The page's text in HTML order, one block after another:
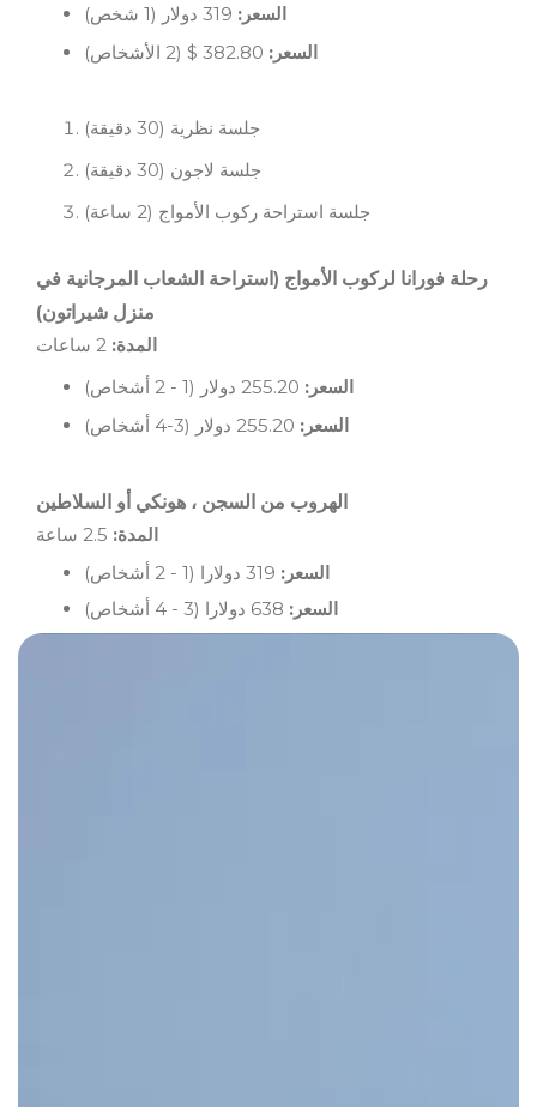
السعر:
السعر: 382.80 $ (2 الأشخاص)
جلسة نظرية (30 دقيقة)
جلسة لاجون (30 دقيقة)
جلسة استراحة ركوب الأمواج (2 ساعة)
رحلة فورانا لركوب الأمواج (استراحة الشعاب المرجانية في
منزل شيراتون)
المدة:
السعر: 255.20 دولار (1 - 2 أشخاص)
السعر:
الهروب من السجن ، هونكي أو السلاطين
المدة:
السعر:
السعر: 638 دولارا (3 - 4 أشخاص)